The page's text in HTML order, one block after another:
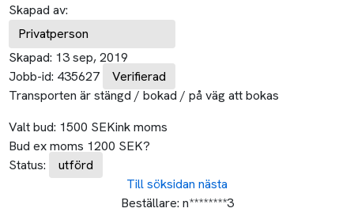
Skapad av:
Privatperson
Skapad: 13 sep, 2019
Jobb-id: 435627
Verifierad
Transporten är stängd / bokad / på väg att bokas
Valt bud: 1500 SEKink moms
Bud ex moms 1200 SEK?
Status:
utförd
Till söksidan nästa
Beställare: n********3